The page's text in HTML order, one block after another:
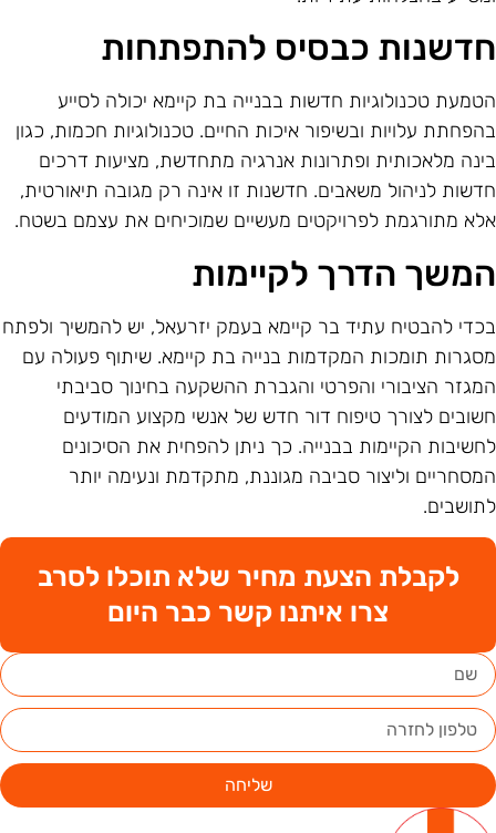
כבסיס להתפתחות
טכנולוגיות חדשות בבנייה בת קיימא יכולה לסייע
עלויות ובשיפור איכות החיים. טכנולוגיות חכמות, כגון
מלאכותית ופתרונות אנרגיה מתחדשת, מציעות דרכים
לניהול משאבים. חדשנות זו אינה רק מגובה תיאורטית,
מתורגמת לפרויקטים מעשיים שמוכיחים את עצמם בשטח.
הדרך לקיימות
להבטיח עתיד בר קיימא בעמק יזרעאל, יש להמשיך ולפתח
תומכות המקדמות בנייה בת קיימא. שיתוף פעולה עם
הציבורי והפרטי והגברת ההשקעה בחינוך סביבתי
לצורך טיפוח דור חדש של אנשי מקצוע המודעים
הקיימות בבנייה. כך ניתן להפחית את הסיכונים
וליצור סביבה מגוננת, מתקדמת ונעימה יותר
לקבלת הצעת מחיר שלא תוכלו לסרב
צרו איתנו קשר כבר היום
שליחה